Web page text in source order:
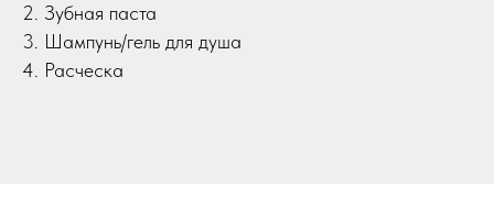
2. Зубная паста
3. Шампунь/гель для душа
4. Расческа